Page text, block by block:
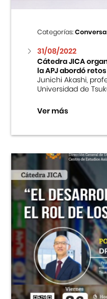
Categorías:
31/08/2022
Cátedra JICA
la APJ abordó
Junichi Akashi,
Universidad de
Ver más